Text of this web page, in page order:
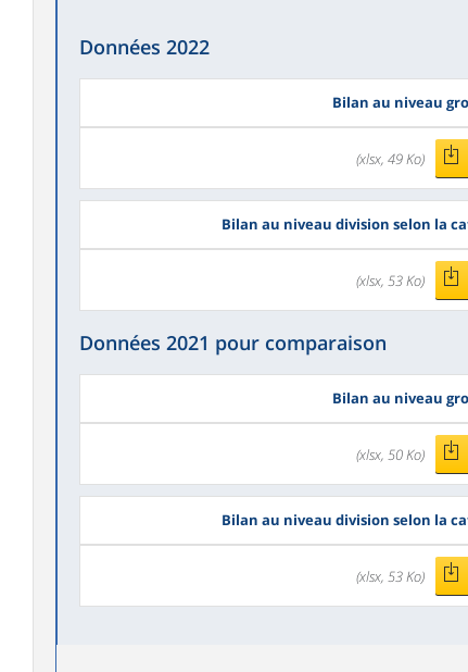
Données 2022
Bilan au niveau
(xlsx, 49 Ko)
Bilan au niveau division selon la
(xlsx, 53 Ko)
Données 2021 pour comparaison
Bilan au niveau
(xlsx, 50 Ko)
Bilan au niveau division selon la
(xlsx, 53 Ko)